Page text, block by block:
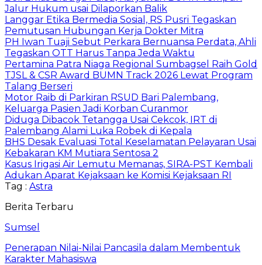
Jalur Hukum usai Dilaporkan Balik
Langgar Etika Bermedia Sosial, RS Pusri Tegaskan
Pemutusan Hubungan Kerja Dokter Mitra
PH Iwan Tuaji Sebut Perkara Bernuansa Perdata, Ahli
Tegaskan OTT Harus Tanpa Jeda Waktu
Pertamina Patra Niaga Regional Sumbagsel Raih Gold
TJSL & CSR Award BUMN Track 2026 Lewat Program
Talang Berseri
Motor Raib di Parkiran RSUD Bari Palembang,
Keluarga Pasien Jadi Korban Curanmor
Diduga Dibacok Tetangga Usai Cekcok, IRT di
Palembang Alami Luka Robek di Kepala
BHS Desak Evaluasi Total Keselamatan Pelayaran Usai
Kebakaran KM Mutiara Sentosa 2
Kasus Irigasi Air Lemutu Memanas, SIRA-PST Kembali
Adukan Aparat Kejaksaan ke Komisi Kejaksaan RI
Tag : Astra
Berita Terbaru
Sumsel
Penerapan Nilai-Nilai Pancasila dalam Membentuk
Karakter Mahasiswa